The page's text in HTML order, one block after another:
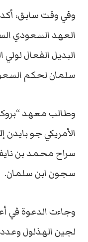
وفي وقت سابق،
العهد السعودي
البديل الفعال
سلمان لحكم
وطالب معهد
الأمريكي جو
سراح محمد بن
سجون ابن سلمان.
وجاءت الدعوة في
لجين الهذلول